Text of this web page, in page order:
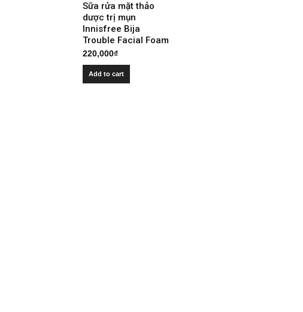
Sữa rửa mặt thảo
dược trị mụn
Innisfree Bija
Trouble Facial Foam
220,000₫
Add to cart